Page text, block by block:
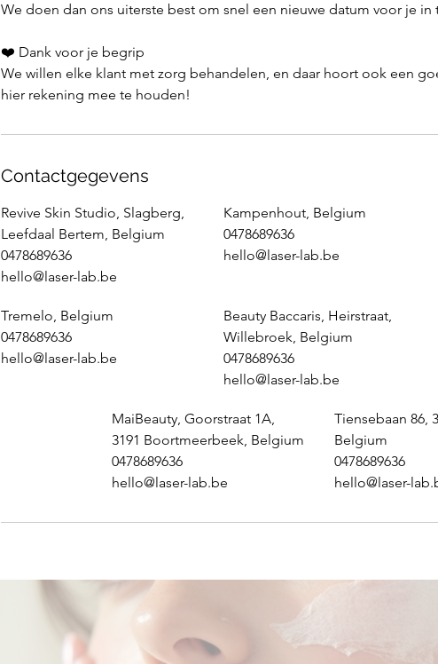
We doen dan ons uiterste best om snel een nieuwe datum voor je in
❤️ Dank voor je begrip
We willen elke klant met zorg behandelen, en daar hoort ook een
hier rekening mee te houden!
Contactgegevens
Revive Skin Studio, Slagberg,
Leefdaal Bertem, Belgium
0478689636
hello@laser-lab.be
Kampenhout, Belgium
0478689636
hello@laser-lab.be
Tremelo, Belgium
0478689636
hello@laser-lab.be
Beauty Baccaris, Heirstraat,
Willebroek, Belgium
0478689636
hello@laser-lab.be
MaiBeauty, Goorstraat 1A,
3191 Boortmeerbeek, Belgium
0478689636
hello@laser-lab.be
Tiensebaan 86,
Belgium
0478689636
hello@laser-